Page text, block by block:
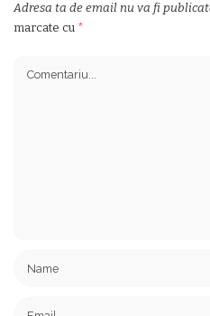
Adresa ta de email nu va fi
marcate cu *